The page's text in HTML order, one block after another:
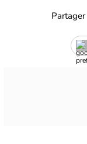
Partager